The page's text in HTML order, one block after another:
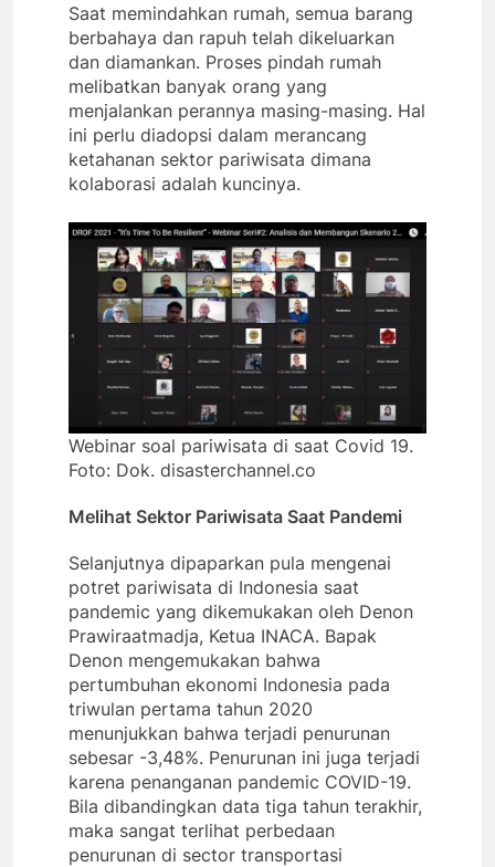
Saat memindahkan rumah, semua barang
berbahaya dan rapuh telah dikeluarkan
dan diamankan. Proses pindah rumah
melibatkan banyak orang yang
menjalankan perannya masing-masing. Hal
ini perlu diadopsi dalam merancang
ketahanan sektor pariwisata dimana
kolaborasi adalah kuncinya.
Webinar soal pariwisata di saat Covid 19.
Foto: Dok. disasterchannel.co
Melihat Sektor Pariwisata Saat Pandemi
Selanjutnya dipaparkan pula mengenai
potret pariwisata di Indonesia saat
pandemic yang dikemukakan oleh Denon
Prawiraatmadja, Ketua INACA. Bapak
Denon mengemukakan bahwa
pertumbuhan ekonomi Indonesia pada
triwulan pertama tahun 2020
menunjukkan bahwa terjadi penurunan
sebesar -3,48%. Penurunan ini juga terjadi
karena penanganan pandemic COVID-19.
Bila dibandingkan data tiga tahun terakhir,
maka sangat terlihat perbedaan
penurunan di sector transportasi